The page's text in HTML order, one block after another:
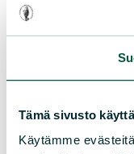
Tämä sivusto
Käytämme